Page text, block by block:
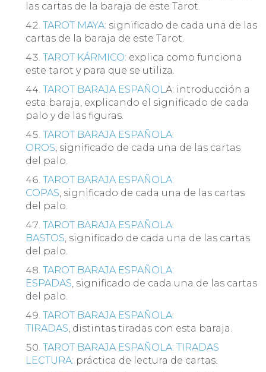
las cartas de la baraja de este Tarot.
TAROT MAYA: significado de cada una de las
cartas de la baraja de este Tarot.
TAROT KÁRMICO: explica como funciona
este tarot y para que se utiliza.
TAROT BARAJA ESPAÑOLA: introducción a
esta baraja, explicando el significado de cada
palo y de las figuras.
TAROT BARAJA ESPAÑOLA:
OROS, significado de cada una de las cartas
del palo.
TAROT BARAJA ESPAÑOLA:
COPAS, significado de cada una de las cartas
del palo.
TAROT BARAJA ESPAÑOLA:
BASTOS, significado de cada una de las cartas
del palo.
TAROT BARAJA ESPAÑOLA:
ESPADAS, significado de cada una de las cartas
del palo.
TAROT BARAJA ESPAÑOLA:
TIRADAS, distintas tiradas con esta baraja.
TAROT BARAJA ESPAÑOLA: TIRADAS
LECTURA: práctica de lectura de cartas.